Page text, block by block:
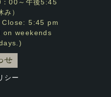
00～午後5:45
み）
5:45 pm
on weekends
シー